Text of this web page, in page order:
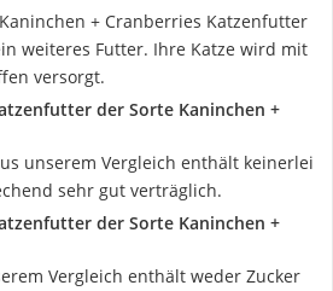
+ Cranberries Katzenfutter
weiteres Futter. Ihre Katze wird mit
versorgt.
der Sorte Kaninchen +
unserem Vergleich enthält keinerlei
sehr gut verträglich.
der Sorte Kaninchen +
Vergleich enthält weder Zucker